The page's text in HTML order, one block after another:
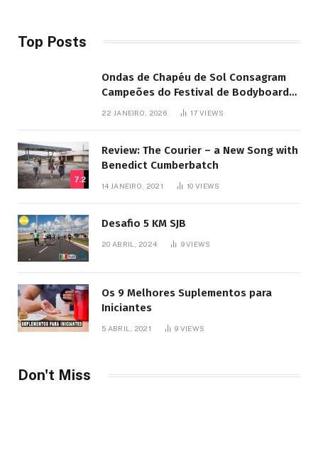
Top Posts
Ondas de Chapéu de Sol Consagram
Campeões do Festival de Bodyboard
22 JANEIRO, 2026 17VIEWS
7.2
Review: The Courier – a New Song with
Benedict Cumberbatch
14 JANEIRO, 2021 10VIEWS
Desafio 5 KM SJB
20 ABRIL, 2024 9VIEWS
Os 9 Melhores Suplementos para
Iniciantes
5 ABRIL, 2021 9 VIEWS
Don't Miss